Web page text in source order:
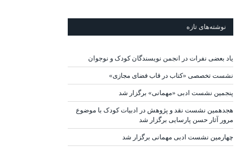
نوشته‌های تازه
یاد بعضی نفرات در انجمن نویسندگان کودک و نوجوان
نشست تخصصی «کتاب در قاب فضای مجازی»
پنجمین نشست ادبی «مهمانی» برگزار شد
هجدهمین نشست نقد و پژوهش در ادبیات کودک با موضوع
مرور آثار حسن پارسایی برگزار شد
چهارمین نشست ادبی مهمانی برگزار شد